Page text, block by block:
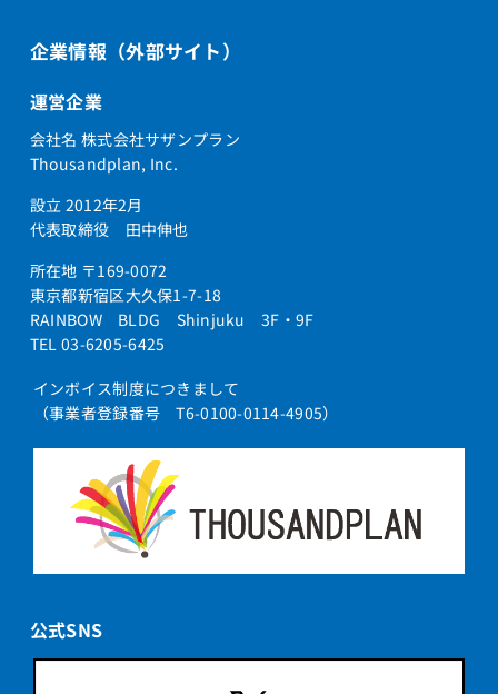
企業情報（外部サイト）
運営企業
会社名 株式会社サザンプラン
Thousandplan, Inc.
設立 2012年2月
代表取締役 田中伸也
所在地 〒169-0072
東京都新宿区大久保1-7-18
RAINBOW BLDG Shinjuku 3F・9F
TEL 03-6205-6425
インボイス制度につきまして
（事業者登録番号 T6-0100-0114-4905）
公式SNS